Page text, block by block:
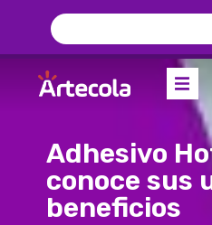
Adhesivo
conoce sus
beneficios